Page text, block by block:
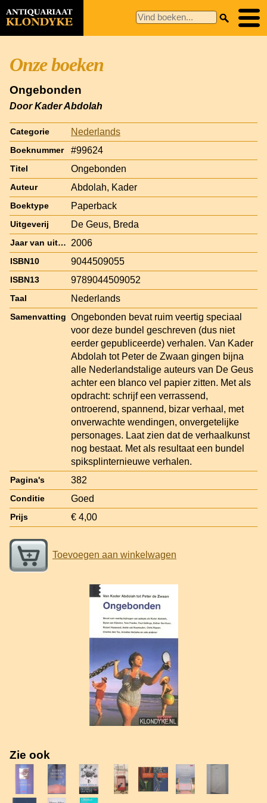
Onze boeken
Ongebonden
Door Kader Abdolah
Categorie Nederlands
Boeknummer #99624
Titel Ongebonden
Auteur Abdolah, Kader
Boektype Paperback
Uitgeverij De Geus, Breda
Jaar van uitgave 2006
ISBN10 9044509055
ISBN13 9789044509052
Taal Nederlands
Samenvatting Ongebonden bevat ruim veertig speciaal
voor deze bundel geschreven (dus niet
eerder gepubliceerde) verhalen. Van Kader
Abdolah tot Peter de Zwaan gingen bijna
alle Nederlandstalige auteurs van De Geus
achter een blanco vel papier zitten. Met als
opdracht: schrijf een verrassend,
ontroerend, spannend, bizar verhaal, met
onverwachte wendingen, onvergetelijke
personages. Laat zien dat de verhaalkunst
nog bestaat. Met als resultaat een bundel
spiksplinternieuwe verhalen.
Pagina's 382
Conditie Goed
Prijs € 4,00
Toevoegen aan winkelwagen
Zie ook